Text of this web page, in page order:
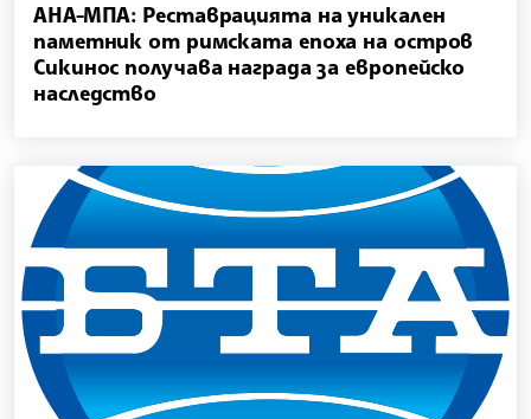
АНА-МПА: Реставрацията на уникален
паметник от римската епоха на остров
Сикинос получава награда за европейско
наследство